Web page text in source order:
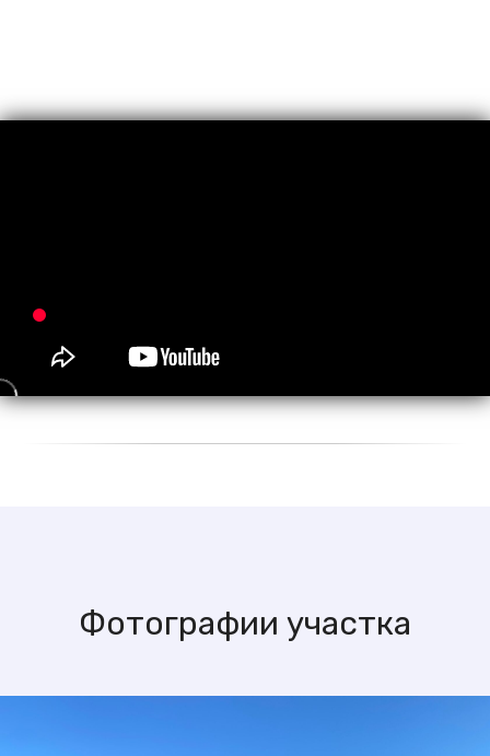
Фотографии участка